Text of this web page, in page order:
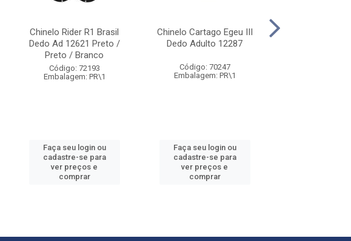
Chinelo Rider R1 Brasil
Dedo Ad 12621 Preto /
Preto / Branco
Código: 72193
Embalagem: PR\1
Faça seu login ou
cadastre-se para
ver preços e
comprar
Chinelo Cartago Egeu III
Dedo Adulto 12287
Código: 70247
Embalagem: PR\1
Faça seu login ou
cadastre-se para
ver preços e
comprar